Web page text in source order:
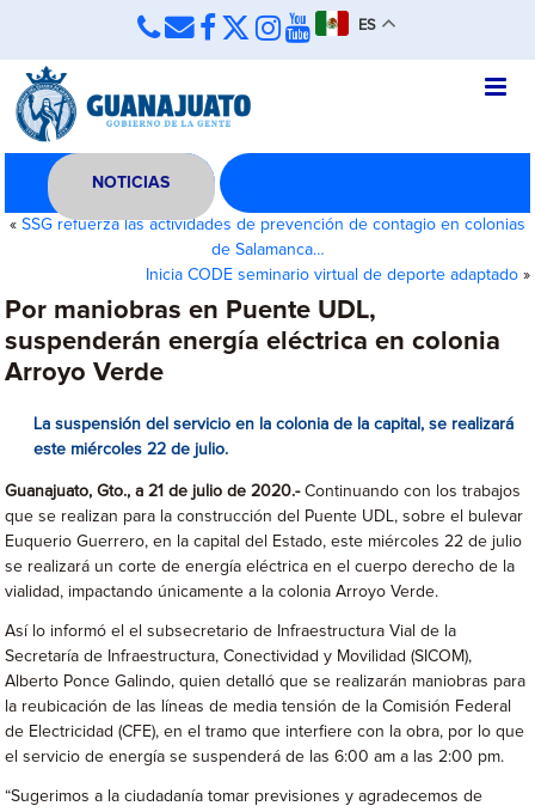
ES
NOTICIAS
« SSG refuerza las actividades de prevención de contagio en colonias
de Salamanca…
Inicia CODE seminario virtual de deporte adaptado»
Por maniobras en Puente UDL,
suspenderán energía eléctrica en colonia
Arroyo Verde
La suspensión del servicio en la colonia de la capital, se realizará
este miércoles 22 de julio.
Guanajuato, Gto., a 21 de julio de 2020.-Continuando con los trabajos
que se realizan para la construcción del Puente UDL, sobre el bulevar
Euquerio Guerrero, en la capital del Estado, este miércoles 22 de julio
se realizará un corte de energía eléctrica en el cuerpo derecho de la
vialidad, impactando únicamente a la colonia Arroyo Verde.
Así lo informó el el subsecretario de Infraestructura Vial de la
Secretaría de Infraestructura, Conectividad y Movilidad (SICOM),
Alberto Ponce Galindo, quien detalló que se realizarán maniobras para
la reubicación de las líneas de media tensión de la Comisión Federal
de Electricidad (CFE), en el tramo que interfiere con la obra, por lo que
el servicio de energía se suspenderá de las 6:00 am a las 2:00 pm.
“Sugerimos a la ciudadanía tomar previsiones y agradecemos de